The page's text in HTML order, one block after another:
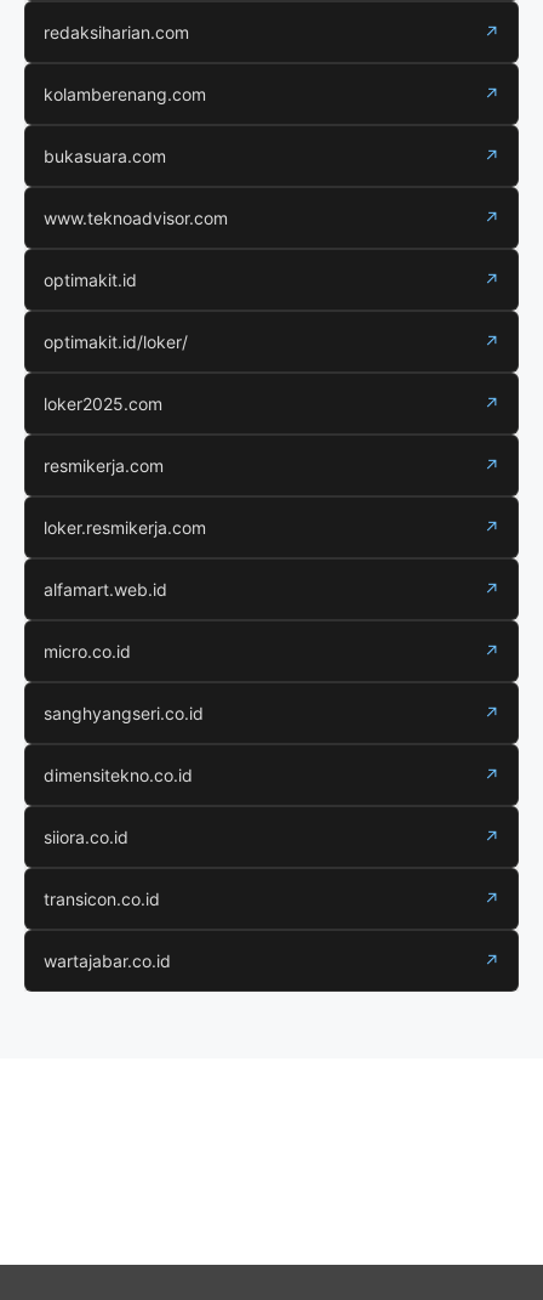
redaksiharian.com ↗
kolamberenang.com ↗
bukasuara.com ↗
www.teknoadvisor.com ↗
optimakit.id ↗
optimakit.id/loker/ ↗
loker2025.com ↗
resmikerja.com ↗
loker.resmikerja.com ↗
alfamart.web.id ↗
micro.co.id ↗
sanghyangseri.co.id ↗
dimensitekno.co.id ↗
siiora.co.id ↗
transicon.co.id ↗
wartajabar.co.id ↗